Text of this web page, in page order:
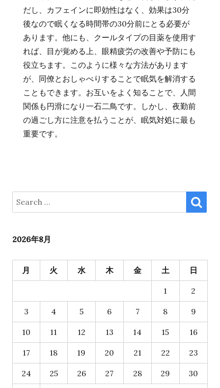
だし、カフェインに即効性はなく、効果は30分
後なので眠くなる時間帯の30分前にとる必要が
あります。他にも、クールタイプの目薬を使用す
れば、目が覚める上、眼精疲労の改善や予防にも
役立ちます。このように様々な方法があります
が、同僚とおしゃべりすることで眠気を解消する
こともできます。お互いをよく知ることで、人間
関係も円滑になり一石二鳥です。しかし、夜勤前
の過ごし方に注意を払うことが、眠気対処に最も
重要です。
Search
for:
2026年8月
月 火 水 木 金 土 日
1 2
3 4 5 6 7 8 9
10 11 12 13 14 15 16
17 18 19 20 21 22 23
24 25 26 27 28 29 30